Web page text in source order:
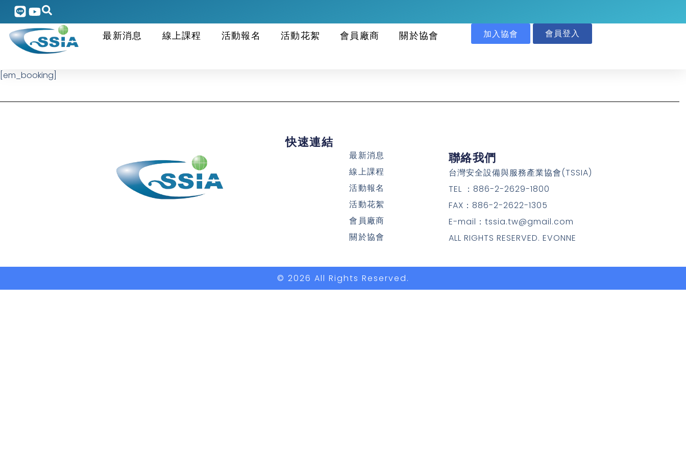
最新消息 線上課程 活動報名 活動花絮 會員廠商 關於協會 加入協會 會員登入
[em_booking]
快速連結
最新消息
線上課程
活動報名
活動花絮
會員廠商
關於協會
聯絡我們
台灣安全設備與服務產業協會(TSSIA)
TEL ：886-2-2629-1800
FAX：886-2-2622-1305
E-mail：tssia.tw@gmail.com
ALL RIGHTS RESERVED. EVONNE
© 2026 All Rights Reserved.